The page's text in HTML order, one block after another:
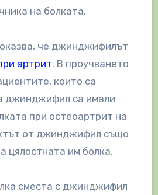
на болката.
че джинджифилът
артрит. В проучването
които са
джинджифил са имали
при остеоартрит на
от джинджифил също
цялостната им болка.
сместа с джинджифил